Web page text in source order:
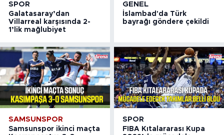
SPOR
Galatasaray’dan
Villarreal karşısında 2-
1’lik mağlubiyet
GENEL
İslambad'da Türk
bayrağı göndere çekildi
SAMSUNSPOR
Samsunspor ikinci maçta
SPOR
FIBA Kıtalararası Kupa